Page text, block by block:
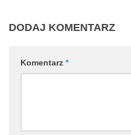
DODAJ KOMENTARZ
Komentarz *